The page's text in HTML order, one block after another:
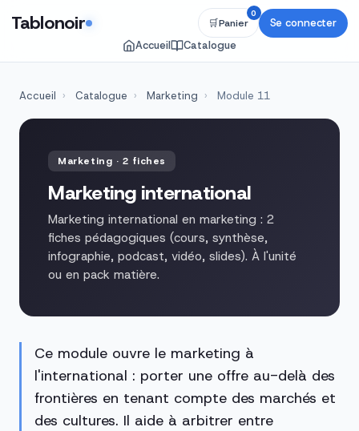
Tablonoir
Accueil Catalogue
🛒Panier
0
Se connecter
Accueil › Catalogue › Marketing › Module 11
Marketing · 2 fiches
Marketing international
Marketing international en marketing : 2
fiches pédagogiques (cours, synthèse,
infographie, podcast, vidéo, slides). À l'unité
ou en pack matière.
Ce module ouvre le marketing à
l'international : porter une offre au-delà des
frontières en tenant compte des marchés et
des cultures. Il aide à arbitrer entre